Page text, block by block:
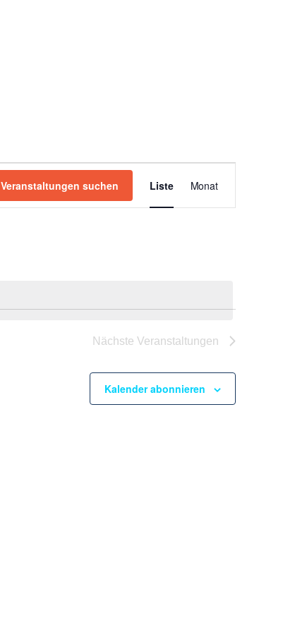
Veranstaltungen suchen
Ansichten-
Navigation
Liste Monat
Nächste Veranstaltungen
Kalender abonnieren